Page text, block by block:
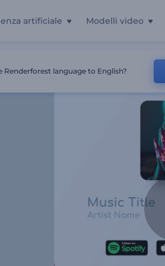
artificiale Modelli video
language to English?